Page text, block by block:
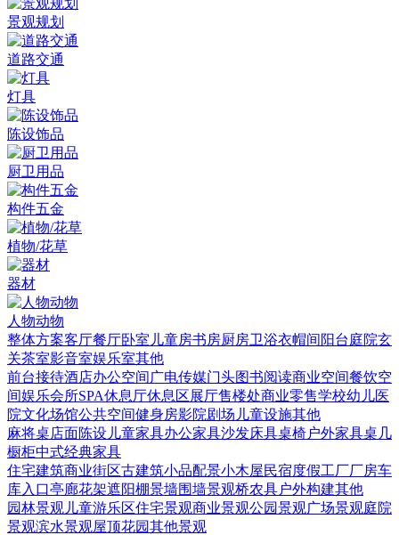
景观规划
道路交通
灯具
陈设饰品
厨卫用品
构件五金
植物/花草
器材
人物动物
整体方案客厅餐厅卧室 儿童房书房厨房卫浴衣帽间 阳台庭院玄
关茶室影音室娱乐室其他
前台接待酒店办公空间 广电传媒门头图书阅读商业空间餐饮空
间娱乐会所SPA休息厅休息区展厅售楼处商业零售学校幼儿医
院文化场馆公共空间健身房影院剧场 儿童设施其他
麻将桌店面陈设 儿童家具办公家具沙发床具桌椅户外家具桌几
橱柜中式经典家具
住宅建筑商业街区古建筑小品配景小木屋民宿度假工厂厂房车
库入口亭廊花架遮阳棚景墙围墙景观桥农具户外构建其他
园林景观 儿童游乐区住宅景观商业景观公园景观广场景观庭院
景观滨水景观屋顶花园其他景观